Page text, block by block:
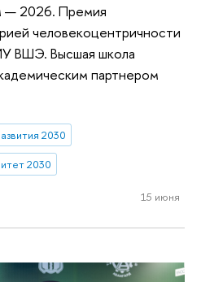
— 2026. Премия
человекоцентричности
ВШЭ. Высшая школа
партнером
2030
2030
15 июня